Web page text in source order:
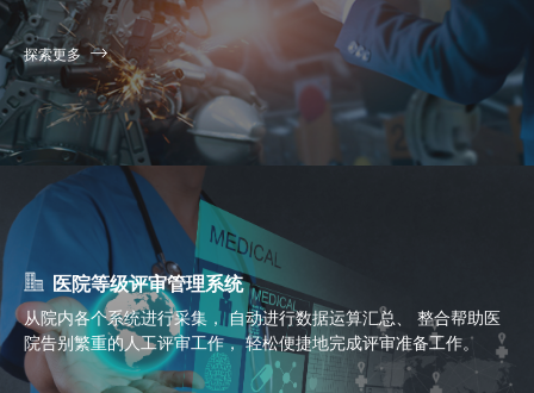
探索更多
医院等级评审管理系统
从院内各个系统进行采集， 自动进行数据运算汇总、 整合帮助医
院告别繁重的人工评审工作， 轻松便捷地完成评审准备工作。